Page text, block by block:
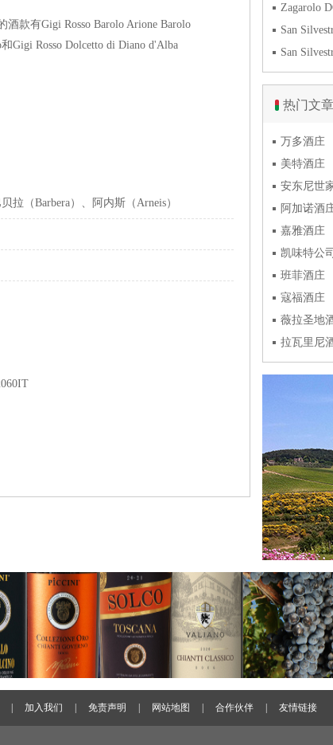
款有Gigi Rosso Barolo Arione Barolo
Gigi Rosso Dolcetto di Diano d'Alba
拉（Barbera）、阿内斯（Arneis）
Zagarolo
San
San
热门文
万多酒庄
美特酒庄
安东尼世
阿加诺酒
嘉雅酒庄
凯味特公司
班菲酒庄
寇福酒庄
薇拉圣地
拉瓦里尼
加入我们 免责声明 网站地图 合作伙伴 友情链接